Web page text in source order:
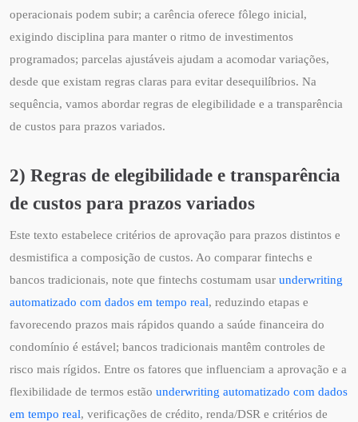
operacionais podem subir; a carência oferece fôlego inicial,
exigindo disciplina para manter o ritmo de investimentos
programados; parcelas ajustáveis ajudam a acomodar variações,
desde que existam regras claras para evitar desequilíbrios. Na
sequência, vamos abordar regras de elegibilidade e a transparência
de custos para prazos variados.
2) Regras de elegibilidade e transparência
de custos para prazos variados
Este texto estabelece critérios de aprovação para prazos distintos e
desmistifica a composição de custos. Ao comparar fintechs e
bancos tradicionais, note que fintechs costumam usar underwriting
automatizado com dados em tempo real, reduzindo etapas e
favorecendo prazos mais rápidos quando a saúde financeira do
condomínio é estável; bancos tradicionais mantêm controles de
risco mais rígidos. Entre os fatores que influenciam a aprovação e a
flexibilidade de termos estão underwriting automatizado com dados
em tempo real, verificações de crédito, renda/DSR e critérios de